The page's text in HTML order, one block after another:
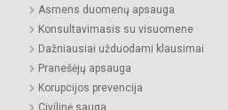
Asmens duomenų apsauga
Konsultavimasis su visuomene
Dažniausiai užduodami klausimai
Pranešėjų apsauga
Korupcijos prevencija